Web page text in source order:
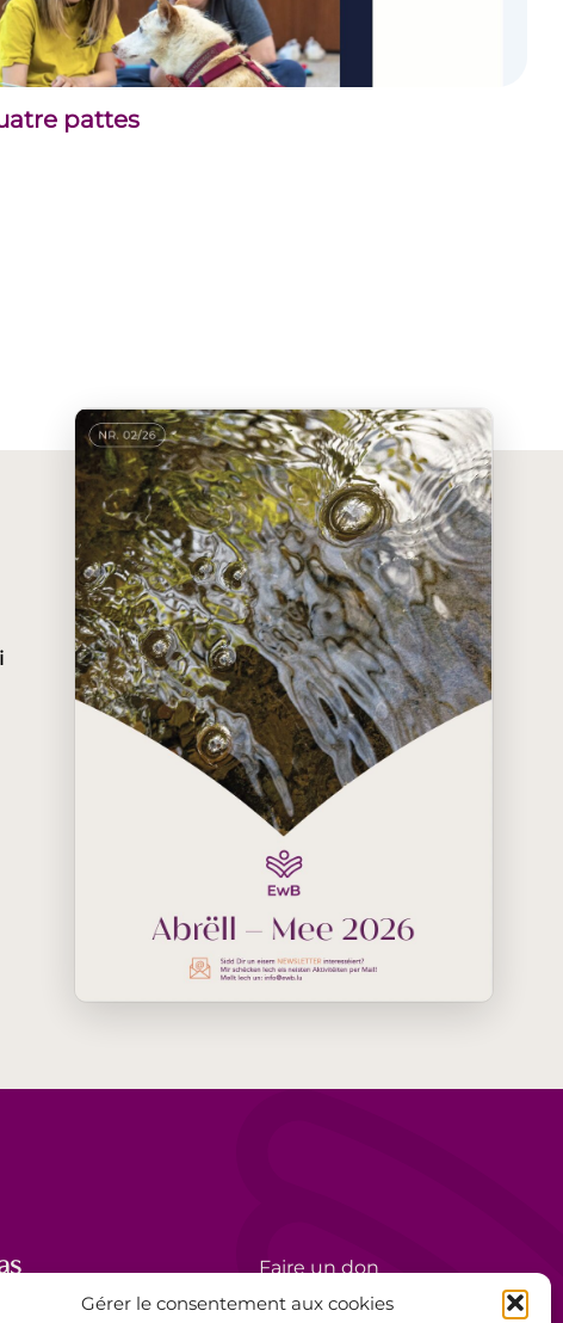
Gérer le consentement aux cookies
pattes
Faire un don
Bénévolat